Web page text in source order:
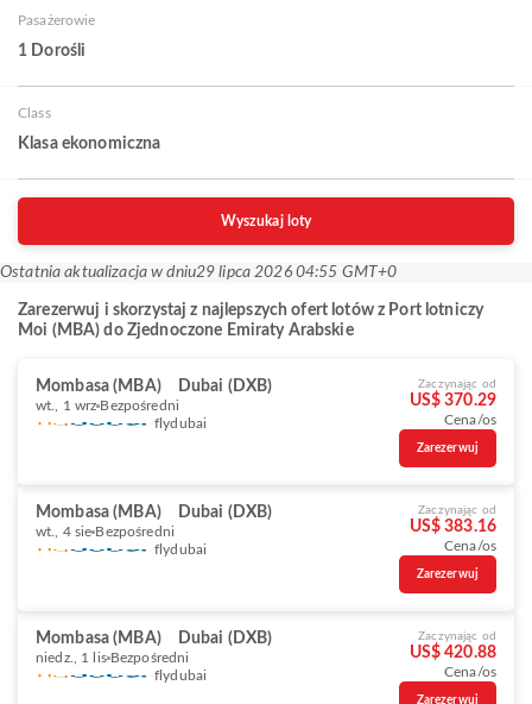
Pasażerowie
1 Dorośli
Class
Klasa ekonomiczna
Wyszukaj loty
Ostatnia aktualizacja w dniu29 lipca 2026 04:55 GMT+0
Zarezerwuj i skorzystaj z najlepszych ofert lotów z Port lotniczy
Moi (MBA) do Zjednoczone Emiraty Arabskie
Mombasa (MBA) Dubai (DXB)
wt., 1 wrz Bezpośredni
flydubai
Zaczynając od
US$ 370.29
Cena/os
Zarezerwuj
Mombasa (MBA) Dubai (DXB)
wt., 4 sie Bezpośredni
flydubai
Zaczynając od
US$ 383.16
Cena/os
Zarezerwuj
Mombasa (MBA) Dubai (DXB)
niedz., 1 lis Bezpośredni
flydubai
Zaczynając od
US$ 420.88
Cena/os
Zarezerwuj